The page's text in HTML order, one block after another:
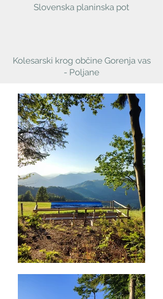
Slovenska planinska pot
Kolesarski krog občine Gorenja vas
- Poljane